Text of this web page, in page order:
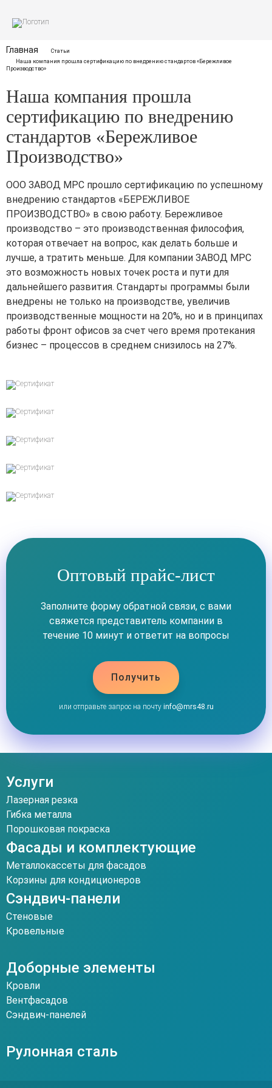
ПРОДУКЦИЯ
Профлист
Фасады и комплектующие
Сэндвич-панели
Доборные элементы
Рулонная сталь
УСЛУГИ
Гибка металла
Порошковая покраска
О КОМПАНИИ
Сертификаты
Вакансии
Отзывы
Главная
Статьи
Наша компания прошла сертификацию по внедрению стандартов «Бережливое
Производство»
Наша компания прошла
сертификацию по внедрению
стандартов «Бережливое
Производство»
ООО ЗАВОД МРС прошло сертификацию по успешному
внедрению стандартов «БЕРЕЖЛИВОЕ
ПРОИЗВОДСТВО» в свою работу. Бережливое
производство – это производственная философия,
которая отвечает на вопрос, как делать больше и
лучше, а тратить меньше. Для компании ЗАВОД МРС
это возможность новых точек роста и пути для
дальнейшего развития. Стандарты программы были
внедрены не только на производстве, увеличив
производственные мощности на 20%, но и в принципах
работы фронт офисов за счет чего время протекания
бизнес – процессов в среднем снизилось на 27%.
Оптовый прайс-лист
Заполните форму обратной связи, с вами
свяжется представитель компании в
течение 10 минут и ответит на вопросы
Получить
или отправьте запрос на почту info@mrs48.ru
Услуги
Лазерная резка
Гибка металла
Порошковая покраска
Фасады и комплектующие
Металлокассеты для фасадов
Корзины для кондиционеров
Сэндвич-панели
Стеновые
Кровельные
Доборные элементы
Кровли
Вентфасадов
Сэндвич-панелей
Рулонная сталь